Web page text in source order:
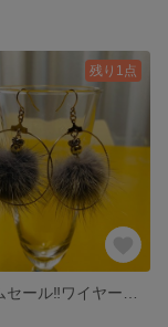
残り1点